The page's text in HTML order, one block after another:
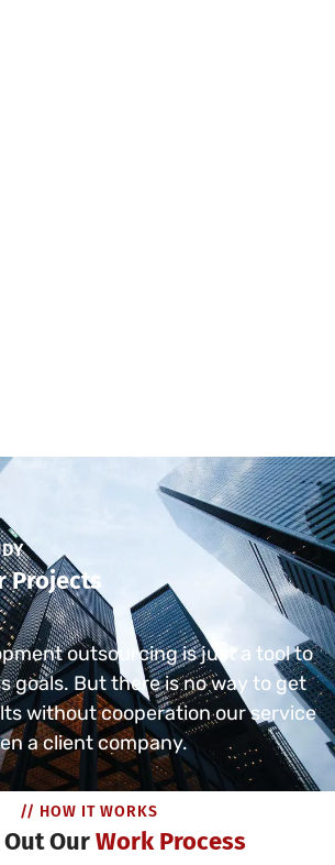
Projects
outsourcing is just a tool to
goals. But there is no way to get
without cooperation our service
a client company.
// HOW IT WORKS
OurWork Process